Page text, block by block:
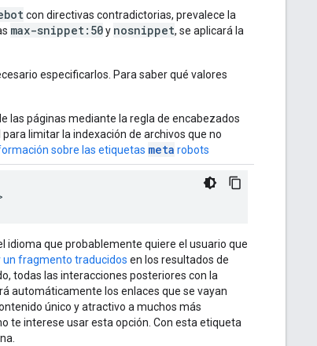
con directivas contradictorias, prevalece la
max-snippet:50y nosnippet, se aplicará la
especificarlos. Para saber qué valores
las páginas mediante la regla de encabezados
limitar la indexación de archivos que no
sobre las etiquetas meta robots
idioma que probablemente quiere el usuario que
un fragmento traducidos en los resultados de
todas las interacciones posteriores con la
automáticamente los enlaces que se vayan
único y atractivo a muchos más
te interese usar esta opción. Con esta etiqueta